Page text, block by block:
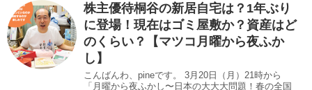
株主優待桐谷の新居自宅は？1年ぶり
に登場！現在はゴミ屋敷か？資産はど
のくらい？【マツコ月曜から夜ふか
し】
こんばんわ、pineです。 3月20日（月）21時から
「月曜から夜ふかし〜日本の大大大問題！春の全国